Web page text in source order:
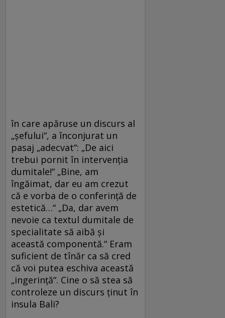
în care apăruse un discurs al
„şefului“, a înconjurat un
pasaj „adecvat“: „De aici
trebui pornit în intervenţia
dumitale!“ „Bine, am
îngăimat, dar eu am crezut
că e vorba de o conferinţă de
estetică…“ „Da, dar avem
nevoie ca textul dumitale de
specialitate să aibă şi
această componentă.“ Eram
suficient de tînăr ca să cred
că voi putea eschiva această
„ingerinţă“. Cine o să stea să
controleze un discurs ţinut în
insula Bali?